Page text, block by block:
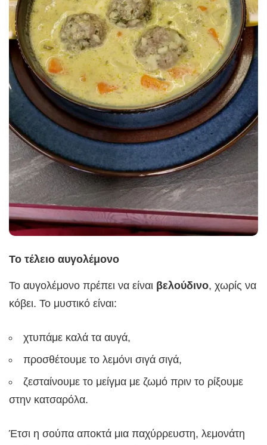
Το τέλειο αυγολέμονο
Το αυγολέμονο πρέπει να είναι βελούδινο, χωρίς να
κόβει. Το μυστικό είναι:
χτυπάμε καλά τα αυγά,
προσθέτουμε το λεμόνι σιγά σιγά,
ζεσταίνουμε το μείγμα με ζωμό πριν το ρίξουμε
στην κατσαρόλα.
Έτσι η σούπα αποκτά μια παχύρρευστη, λεμονάτη